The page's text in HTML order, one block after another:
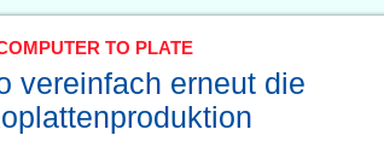
TO PLATE
vereinfach erneut die